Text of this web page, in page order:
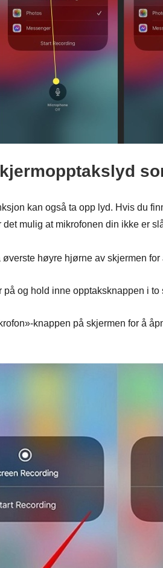
kan også ta opp lyd. Hvis du
mulig at mikrofonen din ikke er
øverste høyre hjørne av skjermen
på og hold inne opptaksknappen i to
knappen på skjermen for å